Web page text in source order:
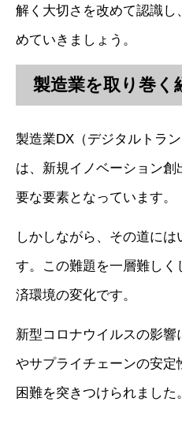
解く大切さを改めて認識し
めていきましょう。
製造業を取り巻く
製造業DX（デジタルトラ
は、新規イノベーション
要な要素となっています。
しかしながら、その道に
す。この難題を一層難し
済環境の変化です。
新型コロナウイルスの影響
やサプライチェーンの安
困難を突きつけられました。